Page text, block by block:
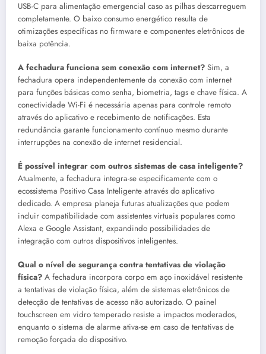
USB-C para alimentação emergencial caso as pilhas descarreguem
completamente. O baixo consumo energético resulta de
otimizações específicas no firmware e componentes eletrônicos de
baixa potência.
A fechadura funciona sem conexão com internet? Sim, a
fechadura opera independentemente da conexão com internet
para funções básicas como senha, biometria, tags e chave física. A
conectividade Wi-Fi é necessária apenas para controle remoto
através do aplicativo e recebimento de notificações. Esta
redundância garante funcionamento contínuo mesmo durante
interrupções na conexão de internet residencial.
É possível integrar com outros sistemas de casa inteligente?
Atualmente, a fechadura integra-se especificamente com o
ecossistema Positivo Casa Inteligente através do aplicativo
dedicado. A empresa planeja futuras atualizações que podem
incluir compatibilidade com assistentes virtuais populares como
Alexa e Google Assistant, expandindo possibilidades de
integração com outros dispositivos inteligentes.
Qual o nível de segurança contra tentativas de violação
física? A fechadura incorpora corpo em aço inoxidável resistente
a tentativas de violação física, além de sistemas eletrônicos de
detecção de tentativas de acesso não autorizado. O painel
touchscreen em vidro temperado resiste a impactos moderados,
enquanto o sistema de alarme ativa-se em caso de tentativas de
remoção forçada do dispositivo.